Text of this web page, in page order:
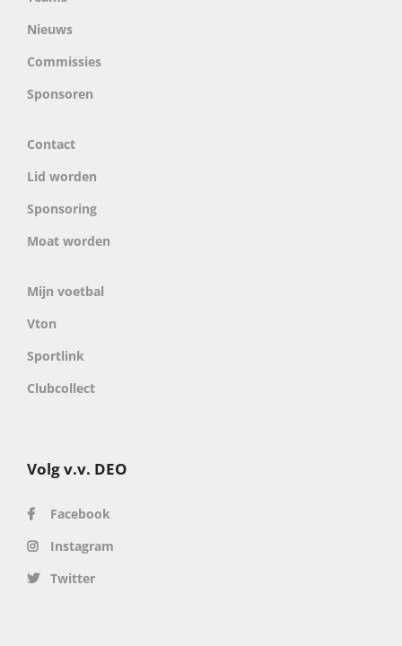
Nieuws
Commissies
Sponsoren
Contact
Lid worden
Sponsoring
Moat worden
Mijn voetbal
Vton
Sportlink
Clubcollect
Volg v.v. DEO
Facebook
Instagram
Twitter